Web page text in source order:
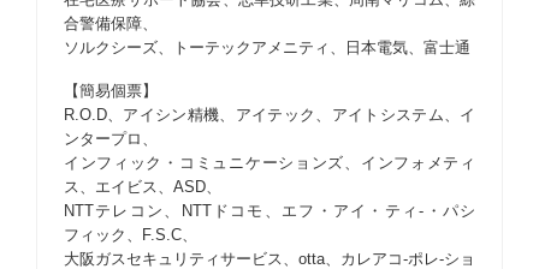
合警備保障、
ソルクシーズ、トーテックアメニティ、日本電気、富士通
【簡易個票】
R.O.D、アイシン精機、アイテック、アイトシステム、イ
ンタープロ、
インフィック・コミュニケーションズ、インフォメティ
ス、エイビス、ASD、
NTTテレコン、NTTドコモ、エフ・アイ・ティ-・パシ
フィック、F.S.C、
大阪ガスセキュリティサービス、otta、カレアコ-ポレ-ショ